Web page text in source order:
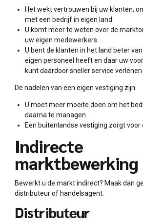
Het wekt vertrouwen bij uw klanten,
met een bedrijf in eigen land.
U komt meer te weten over de
uw eigen medewerkers.
U bent de klanten in het land beter
eigen personeel heeft en daar uw
kunt daardoor sneller service verlenen
De nadelen van een eigen vestiging zijn:
U moet meer moeite doen om het
daarna te managen.
Een buitenlandse vestiging zorgt voor
Indirecte
marktbewerking
Bewerkt u de markt indirect? Maak dan
distributeur of handelsagent.
Distributeur